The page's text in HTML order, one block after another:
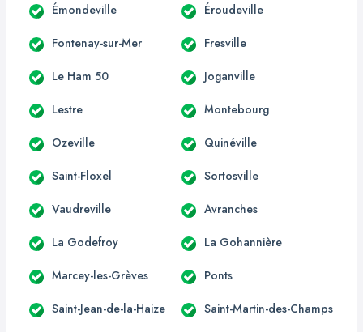
Émondeville Éroudeville
Fontenay-sur-Mer Fresville
Le Ham 50 Joganville
Lestre Montebourg
Ozeville Quinéville
Saint-Floxel Sortosville
Vaudreville Avranches
La Godefroy La Gohannière
Marcey-les-Grèves Ponts
Saint-Jean-de-la-Haize Saint-Martin-des-Champs